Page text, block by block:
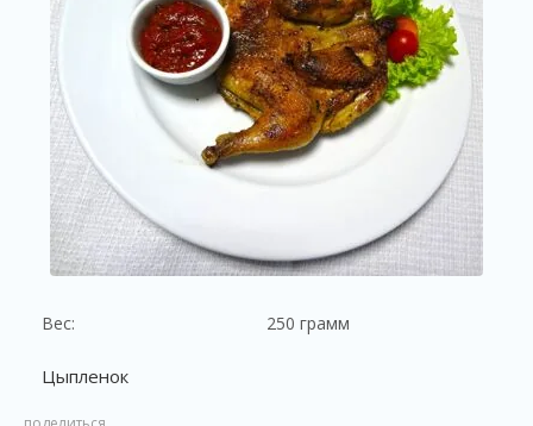
Вес: 250 грамм
Цыпленок